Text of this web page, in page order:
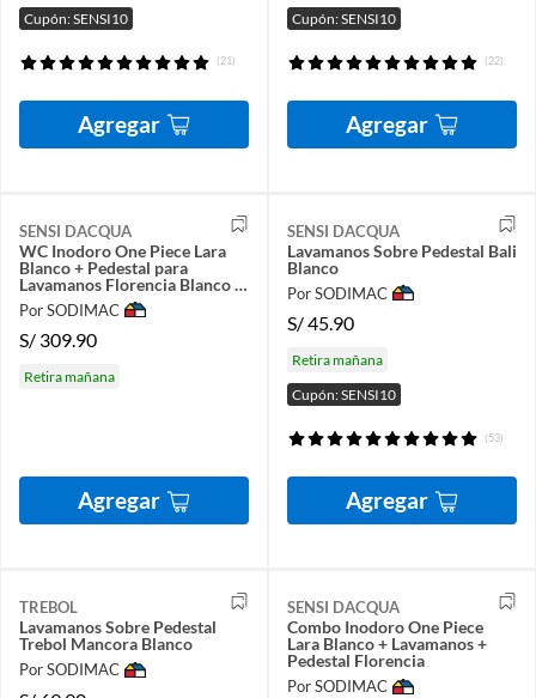
Cupón: SENSI10
(21)
Agregar
Cupón: SENSI10
(22)
Agregar
SENSI DACQUA
WC Inodoro One Piece Lara
Blanco + Pedestal para
Lavamanos Florencia Blanco +
Lavamanos Sobre Pedestal
Florencia Blanco
Por SODIMAC
S/ 309.90
Retira mañana
Agregar
SENSI DACQUA
Lavamanos Sobre Pedestal Bali
Blanco
Por SODIMAC
S/45.90
Retira mañana
Cupón: SENSI10
(53)
Agregar
TREBOL
Lavamanos Sobre Pedestal
Trebol Mancora Blanco
Por SODIMAC
SENSI DACQUA
Combo Inodoro One Piece
Lara Blanco + Lavamanos +
Pedestal Florencia
Por SODIMAC